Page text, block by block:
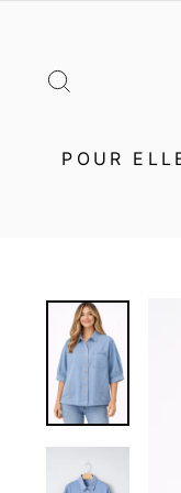
POUR